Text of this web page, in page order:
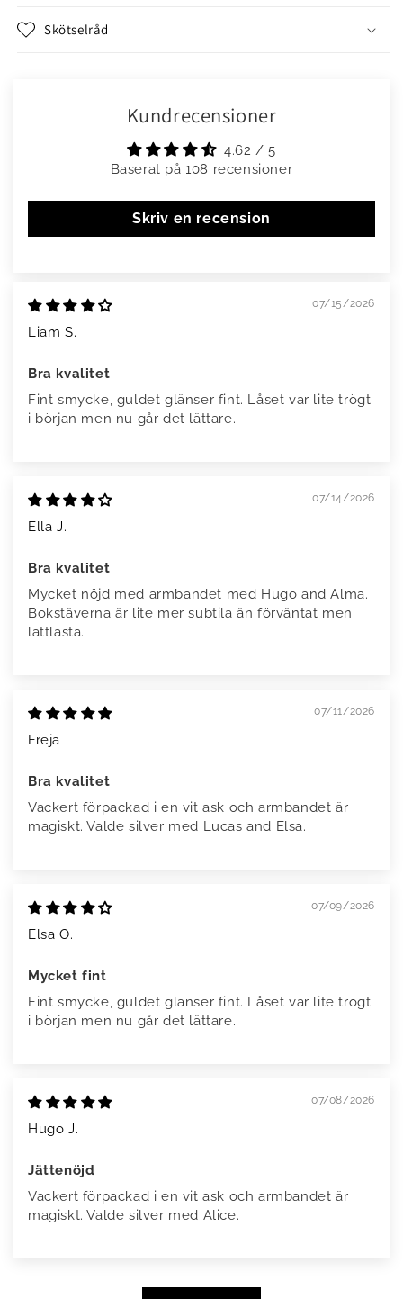
Skötselråd
Kundrecensioner
4.62 / 5
Baserat på 108 recensioner
Skriv en recension
07/15/2026
Liam S.
Bra kvalitet
Fint smycke, guldet glänser fint. Låset var lite trögt
i början men nu går det lättare.
07/14/2026
Ella J.
Bra kvalitet
Mycket nöjd med armbandet med Hugo and Alma.
Bokstäverna är lite mer subtila än förväntat men
lättlästa.
07/11/2026
Freja
Bra kvalitet
Vackert förpackad i en vit ask och armbandet är
magiskt. Valde silver med Lucas and Elsa.
07/09/2026
Elsa O.
Mycket fint
Fint smycke, guldet glänser fint. Låset var lite trögt
i början men nu går det lättare.
07/08/2026
Hugo J.
Jättenöjd
Vackert förpackad i en vit ask och armbandet är
magiskt. Valde silver med Alice.